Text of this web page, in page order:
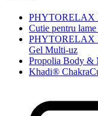
PHYTORELAX
Cutie pentru
PHYTORELAX
Gel Multi-uz
Propolia Body &
Khadi®